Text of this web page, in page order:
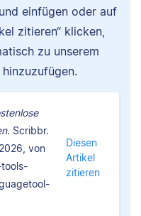
einfügen oder auf
zitieren“ klicken,
zu unserem
Scribbr.
von
Diesen
Artikel
zitieren